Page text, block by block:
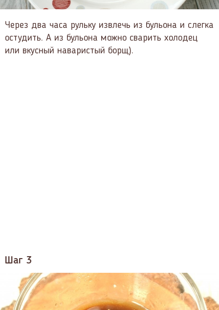
Через два часа рульку извлечь из бульона и слегка
остудить. А из бульона можно сварить холодец
или вкусный наваристый борщ).
Шаг 3